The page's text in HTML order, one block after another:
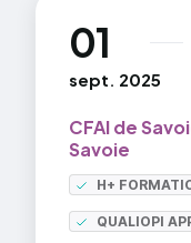
(Ufac) - 02.
01
sept. 2025
au
CFAI de
Savoie
H+
QUALIOPI